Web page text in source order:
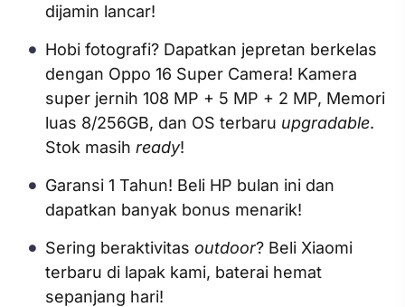
dijamin lancar!
Hobi fotografi? Dapatkan jepretan berkelas
dengan Oppo 16 Super Camera! Kamera
super jernih 108 MP + 5 MP + 2 MP, Memori
luas 8/256GB, dan OS terbaru upgradable.
Stok masih ready!
Garansi 1 Tahun! Beli HP bulan ini dan
dapatkan banyak bonus menarik!
Sering beraktivitas outdoor? Beli Xiaomi
terbaru di lapak kami, baterai hemat
sepanjang hari!